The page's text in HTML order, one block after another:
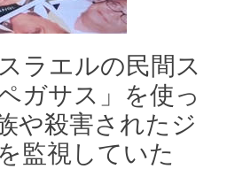
ラエルの民間ス
ガサス」を使っ
や殺害されたジ
監視していた